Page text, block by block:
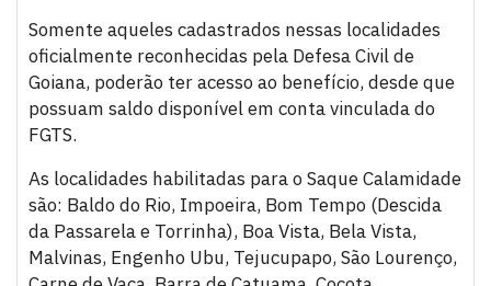
Somente aqueles cadastrados nessas localidades
oficialmente reconhecidas pela Defesa Civil de
Goiana, poderão ter acesso ao benefício, desde que
possuam saldo disponível em conta vinculada do
FGTS.
As localidades habilitadas para o Saque Calamidade
são: Baldo do Rio, Impoeira, Bom Tempo (Descida
da Passarela e Torrinha), Boa Vista, Bela Vista,
Malvinas, Engenho Ubu, Tejucupapo, São Lourenço,